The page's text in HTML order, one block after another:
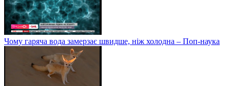
Чому гаряча вода замерзає швидше, ніж холодна – Поп-наука